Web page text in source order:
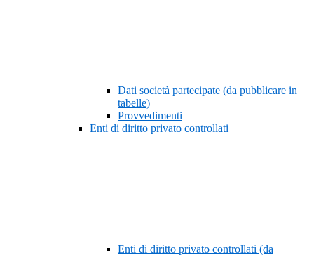
Dati società partecipate (da pubblicare in
tabelle)
Provvedimenti
Enti di diritto privato controllati
Enti di diritto privato controllati (da